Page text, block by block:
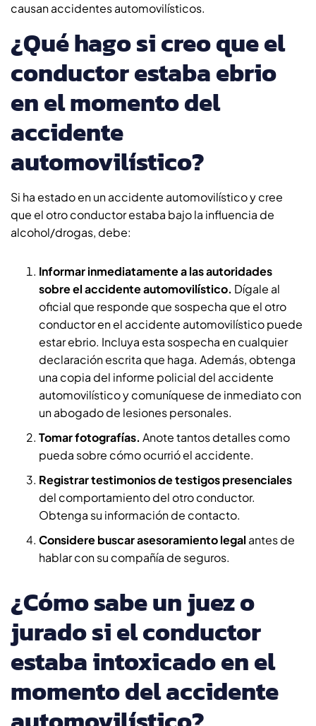
causan accidentes automovilísticos.
¿Qué hago si creo que el
conductor estaba ebrio
en el momento del
accidente
automovilístico?
Si ha estado en un accidente automovilístico y cree
que el otro conductor estaba bajo la influencia de
alcohol/drogas, debe:
Informar inmediatamente a las autoridades
sobre el accidente automovilístico. Dígale al
oficial que responde que sospecha que el otro
conductor en el accidente automovilístico puede
estar ebrio. Incluya esta sospecha en cualquier
declaración escrita que haga. Además, obtenga
una copia del informe policial del accidente
automovilístico y comuníquese de inmediato con
un abogado de lesiones personales.
Tomar fotografías. Anote tantos detalles como
pueda sobre cómo ocurrió el accidente.
Registrar testimonios de testigos presenciales
del comportamiento del otro conductor.
Obtenga su información de contacto.
Considere buscar asesoramiento legal antes de
hablar con su compañía de seguros.
¿Cómo sabe un juez o
jurado si el conductor
estaba intoxicado en el
momento del accidente